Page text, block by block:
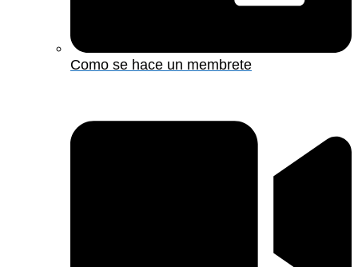
Como se hace un membrete